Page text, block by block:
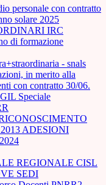
personale con contratto
solare 2025
IRC
di formazione
- snals
in merito alla
con contratto 30/06.
Speciale
ADESIONI
REGIONALE CISL
SEDI